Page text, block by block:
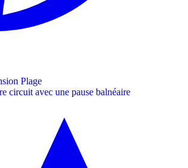
Plage
circuit avec une pause balnéaire